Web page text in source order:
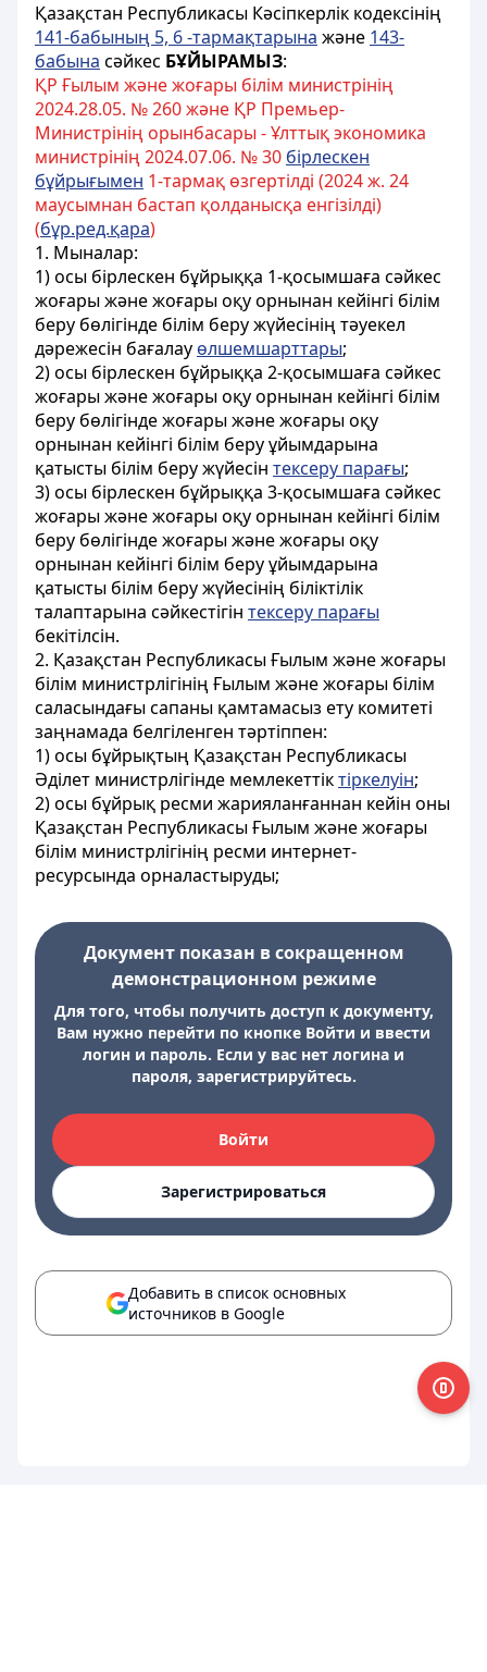
Қазақстан Республикасы Кәсіпкерлік кодексінің
141-бабының 5, 6 -тармақтарына және 143-
бабына сәйкес БҰЙЫРАМЫЗ:
ҚР Ғылым және жоғары білім министрінің
2024.28.05. № 260 және ҚР Премьер-
Министрінің орынбасары - Ұлттық экономика
министрінің 2024.07.06. № 30 бірлескен
бұйрығымен 1-тармақ өзгертілді (2024 ж. 24
маусымнан бастап қолданысқа енгізілді)
(бұр.ред.қара)
1. Мыналар:
1) осы бірлескен бұйрыққа 1-қосымшаға сәйкес
жоғары және жоғары оқу орнынан кейінгі білім
беру бөлігінде білім беру жүйесінің тәуекел
дәрежесін бағалау өлшемшарттары;
2) осы бірлескен бұйрыққа 2-қосымшаға сәйкес
жоғары және жоғары оқу орнынан кейінгі білім
беру бөлігінде жоғары және жоғары оқу
орнынан кейінгі білім беру ұйымдарына
қатысты білім беру жүйесін тексеру парағы;
3) осы бірлескен бұйрыққа 3-қосымшаға сәйкес
жоғары және жоғары оқу орнынан кейінгі білім
беру бөлігінде жоғары және жоғары оқу
орнынан кейінгі білім беру ұйымдарына
қатысты білім беру жүйесінің біліктілік
талаптарына сәйкестігін тексеру парағы
бекітілсін.
2. Қазақстан Республикасы Ғылым және жоғары
білім министрлігінің Ғылым және жоғары білім
саласындағы сапаны қамтамасыз ету комитеті
заңнамада белгіленген тәртіппен:
1) осы бұйрықтың Қазақстан Республикасы
Әдiлет министрлiгiнде мемлекеттiктiркелуін;
2) осы бұйрық ресми жарияланғаннан кейін оны
Қазақстан Республикасы Ғылым және жоғары
білім министрлігінің ресми интернет-
ресурсында орналастыруды;
Документ показан в сокращенном
демонстрационном режиме
Для того, чтобы получить доступ к документу,
Вам нужно перейти по кнопке Войти и ввести
логин и пароль. Если у вас нет логина и
пароля, зарегистрируйтесь.
Войти
Зарегистрироваться
Добавить в список основных
источников в Google